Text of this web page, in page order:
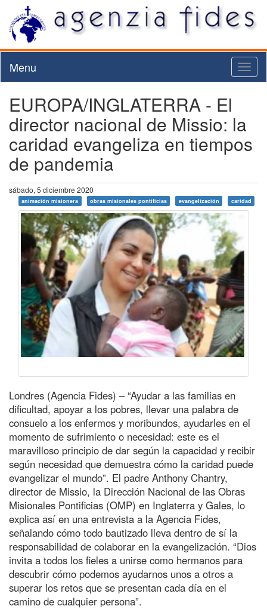
Menu
EUROPA/INGLATERRA - El
director nacional de Missio: la
caridad evangeliza en tiempos
de pandemia
sábado, 5 diciembre 2020
animación misionera obras misionales pontificias evangelización caridad
Londres (Agencia Fides) – “Ayudar a las familias en
dificultad, apoyar a los pobres, llevar una palabra de
consuelo a los enfermos y moribundos, ayudarles en el
momento de sufrimiento o necesidad: este es el
maravilloso principio de dar según la capacidad y recibir
según necesidad que demuestra cómo la caridad puede
evangelizar el mundo”. El padre Anthony Chantry,
director de Missio, la Dirección Nacional de las Obras
Misionales Pontificias (OMP) en Inglaterra y Gales, lo
explica así en una entrevista a la Agencia Fides,
señalando cómo todo bautizado lleva dentro de sí la
responsabilidad de colaborar en la evangelización. “Dios
invita a todos los fieles a unirse como hermanos para
descubrir cómo podemos ayudarnos unos a otros a
superar los retos que se presentan cada día en el
camino de cualquier persona”.